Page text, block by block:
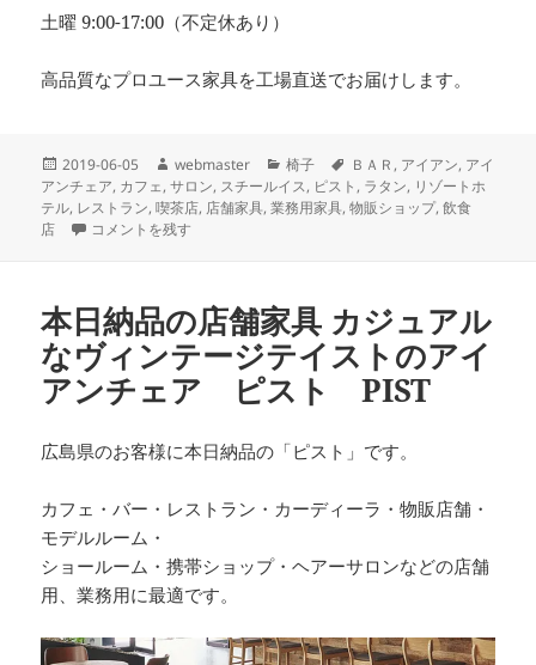
土曜 9:00-17:00（不定休あり）
高品質なプロユース家具を工場直送でお届けします。
投
稿
日:
2019-06-05
作
成
者
webmaster
カ
テ
ゴ
椅子
タ
グ
ＢＡＲ , アイアン, アイ
アンチェア, カフェ,サロン, スチールイス, ピスト , ラタン, リゾートホ
テル, レストラン,喫茶店, 店舗家具,業務用家具,物販ショップ,飲食
店
本日納品の店舗家具 ヴィンテージテイストのシンプルなアイアン
コメントを残す
本日納品の店舗家具 カジュアル
なヴィンテージテイストのアイ
アンチェア ピスト PIST
広島県のお客様に本日納品の「ピスト」です。
カフェ・バー・レストラン・カーディーラ・物販店舗・
モデルルーム・
ショールーム・携帯ショップ・ヘアーサロンなどの店舗
用、業務用に最適です。